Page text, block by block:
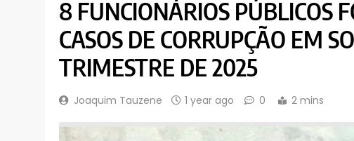
8 FUNCIONÁRIOS PÚBLICOS
CASOS DE CORRUPÇÃO EM
TRIMESTRE DE 2025
Joaquim Tauzene 1 year ago 0 2 mins